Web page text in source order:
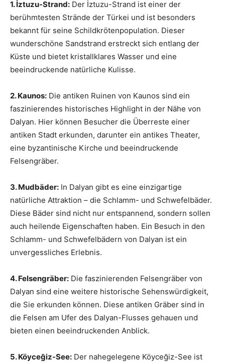
1. İztuzu-Strand: Der İztuzu-Strand ist einer der
berühmtesten Strände der Türkei und ist besonders
bekannt für seine Schildkrötenpopulation. Dieser
wunderschöne Sandstrand erstreckt sich entlang der
Küste und bietet kristallklares Wasser und eine
beeindruckende natürliche Kulisse.
2. Kaunos: Die antiken Ruinen von Kaunos sind ein
faszinierendes historisches Highlight in der Nähe von
Dalyan. Hier können Besucher die Überreste einer
antiken Stadt erkunden, darunter ein antikes Theater,
eine byzantinische Kirche und beeindruckende
Felsengräber.
3. Mudbäder: In Dalyan gibt es eine einzigartige
natürliche Attraktion – die Schlamm- und Schwefelbäder.
Diese Bäder sind nicht nur entspannend, sondern sollen
auch heilende Eigenschaften haben. Ein Besuch in den
Schlamm- und Schwefelbädern von Dalyan ist ein
unvergessliches Erlebnis.
4. Felsengräber: Die faszinierenden Felsengräber von
Dalyan sind eine weitere historische Sehenswürdigkeit,
die Sie erkunden können. Diese antiken Gräber sind in
die Felsen am Ufer des Dalyan-Flusses gehauen und
bieten einen beeindruckenden Anblick.
5. Köyceğiz-See: Der nahegelegene Köyceğiz-See ist